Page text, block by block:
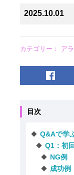
2025.10.01
カテゴリー： ア
目次
Q&Aで学
Q1：初
NG例
成功例